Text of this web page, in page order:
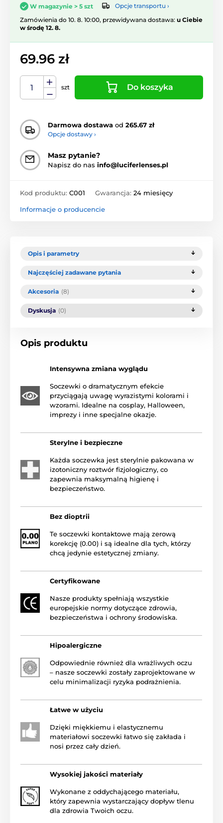
W magazynie > 5 szt
Opcje transportu ›
Zamówienia do 10. 8. 10:00, przewidywana dostawa: u Ciebie
w środę 12. 8.
69.96 zł
szt Do koszyka
Darmowa dostawa od 265.67 zł
Opcje dostawy ›
Masz pytanie?
Napisz do nas info@luciferlenses.pl
Kod produktu: C001 Gwarancja: 24 miesięcy
Informacje o producencie
Opis i parametry
Najczęściej zadawane pytania
Akcesoria (8)
Dyskusja (0)
Opis produktu
Intensywna zmiana wyglądu
Soczewki o dramatycznym efekcie
przyciągają uwagę wyrazistymi kolorami i
wzorami. Idealne na cosplay, Halloween,
imprezy i inne specjalne okazje.
Sterylne i bezpieczne
Każda soczewka jest sterylnie pakowana w
izotoniczny roztwór fizjologiczny, co
zapewnia maksymalną higienę i
bezpieczeństwo.
Bez dioptrii
Te soczewki kontaktowe mają zerową
korekcję (0.00) i są idealne dla tych, którzy
chcą jedynie estetycznej zmiany.
Certyfikowane
Nasze produkty spełniają wszystkie
europejskie normy dotyczące zdrowia,
bezpieczeństwa i ochrony środowiska.
Hipoalergiczne
Odpowiednie również dla wrażliwych oczu
– nasze soczewki zostały zaprojektowane w
celu minimalizacji ryzyka podrażnienia.
Łatwe w użyciu
Dzięki miękkiemu i elastycznemu
materiałowi soczewki łatwo się zakłada i
nosi przez cały dzień.
Wysokiej jakości materiały
Wykonane z oddychającego materiału,
który zapewnia wystarczający dopływ tlenu
dla zdrowia Twoich oczu.